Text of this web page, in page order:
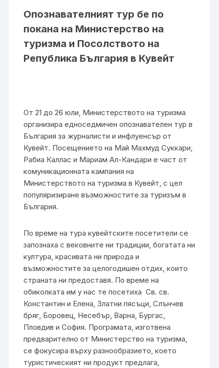
Опознавателният тур бе по
покана на Министерство на
туризма и Посолството на
Република България в Кувейт
От 21 до 26 юли, Министерството на туризма
организира едноседмичен опознавателен тур в
България за журналисти и инфлуенсър от
Кувейт. Посещението на Май Махмуд Суккари,
Рабиа Каллас и Мариам Ал-Кандари е част от
комуникационната кампания на
Министерството на туризма в Кувейт, с цел
популяризиране възможностите за туризъм в
България.
По време на тура кувейтските посетители се
запознаха с вековните ни традиции, богатата ни
култура, красивата ни природа и
възможностите за целогодишен отдих, които
страната ни предоставя. По време на
обиколката им у нас те посетиха Св. св.
Константин и Елена, Златни пясъци, Слънчев
бряг, Боровец, Несебър, Варна, Бургас,
Пловдив и София. Програмата, изготвена
предварително от Министерство на туризма,
се фокусира върху разнообразието, което
туристическият ни продукт предлага,